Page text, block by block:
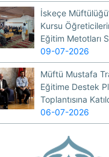
İskeçe
Kursu
Eğitim Metotları
09-07-2026
Müftü Mustafa
Eğitime Destek
Toplantısına
06-07-2026